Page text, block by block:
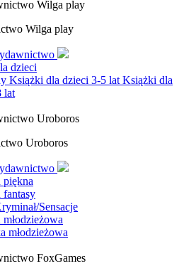
Wilga play
dzieci
Książki dla dzieci 3-5 lat Książki dla
lat
Uroboros
piękna
fantasy
Sensacje
młodzieżowa